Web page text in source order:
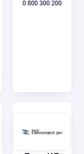
0 800 300 200